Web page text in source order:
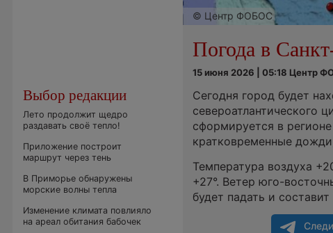
Выбор редакции
Лето продолжит щедро
раздавать своё тепло!
Приложение построит
маршрут через тень
В Приморье обнаружены
морские волны тепла
Изменение климата повлияло
на ареал обитания бабочек
© Центр ФОБОС
Погода в
15 июня 2026 | 05:18 Центр
Сегодня город будет
североатлантического
сформируется в
кратковременные
Температура воздуха
+27°. Ветер юго-
будет падать и